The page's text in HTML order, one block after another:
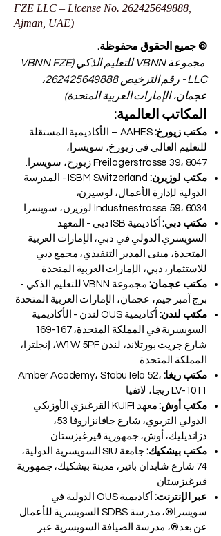
FZE LLC – License No. 262425649888
Ajman, UAE)
© جميع الحقوق محفوظة.
مجموعة VBNN للتعليم الذكي (VBNN FZE
LLC - رقم الترخيص
262425649888،
عجمان، الإمارات العربية المتحدة)
المكاتب العالمية:
مكتب زيورخ:
AAHES – الأكاديمية المستقلة
للتعليم العالي في زيورخ، سويسرا،
Freilagerstrasse 39، 8047 زيورخ، سويسرا.
مكتب لوزيرن:
ISBM Switzerland - المدرسة
الدولية لإدارة الأعمال، لوسيرن،
Industriestrasse 59، 6034 لوزيرن، سويسرا
مكتب دبي:
أكاديمية ISB دبي - المعهد
السويسري الدولي في دبي، الإمارات العربية
المتحدة، مبنى المدير التنفيذي، مجمع دبي
للاستثمار، دبي، الإمارات العربية المتحدة
مكتب عجمان:
مجموعة VBNN للتعليم الذكي -
برج آمبر جيم، عجمان، الإمارات العربية المتحدة
مكتب لندن:
أكاديمية OUS لندن - الأكاديمية
السويسرية في المملكة المتحدة، 167-169
شارع جريت بورتلاند، لندن W1W 5PF، إنجلترا،
المملكة المتحدة
مكتب ريغا: Amber Academy، Stabu Iela 52،
LV-1011 ريجا، لاتفيا
مكتب أوش:
معهد KUIPI القرغيزي الأوزبكي
الدولي التربوي، شارع جافانزاروفا 53،
دزانديليك، أوش، جمهورية قيرغيزستان
مكتب بيشكيك:
جامعة SIU السويسرية الدولية،
74 شارع شابدان باتير، مدينة بيشكيك، جمهورية
قيرغيزستان
عبر الإنترنت:
أكاديمية OUS الدولية في
سويسرا®، مدرسة SDBS السويسرية للأعمال
عن بعد®، مدرسة الضيافة السويسرية عبر